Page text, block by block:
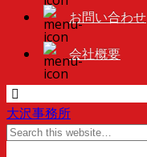
お問い合わせ
会社概要
大沢事務所